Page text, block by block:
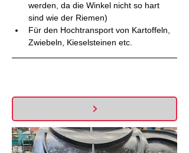
werden, da die Winkel nicht so hart
sind wie der Riemen)
Für den Hochtransport von Kartoffeln,
Zwiebeln, Kieselsteinen etc.